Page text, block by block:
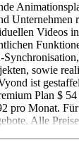
Videos
sowie
ist
Plan $
pro Monat.
Alle